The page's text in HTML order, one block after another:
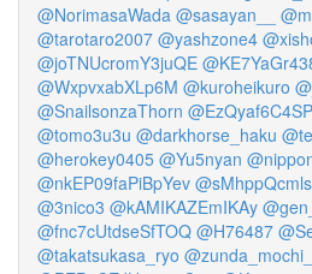
@NorimasaWada @sasayan__
@tarotaro2007 @yashzone4
@joTNUcromY3juQE
@WxpvxabXLp6M @kuroheikuro
@SnailsonzaThorn
@tomo3u3u @darkhorse_haku
@herokey0405 @Yu5nyan
@nkEP09faPiBpYev
@3nico3 @kAMIKAZEmIKAy
@fnc7cUtdseSfTOQ @H76487
@takatsukasa_ryo